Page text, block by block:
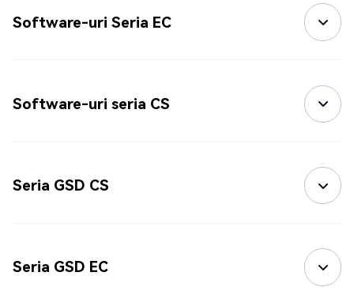
Software-uri Seria EC
Software-uri seria CS
Seria GSD CS
Seria GSD EC